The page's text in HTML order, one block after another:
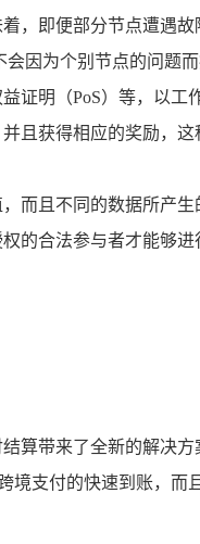
，即便部分节点遭遇
因为个别节点的问题而
证明（PoS）等，以工
且获得相应的奖励，这
而且不同的数据所产
的合法参与者才能够
算带来了全新的解决
境支付的快速到账，而